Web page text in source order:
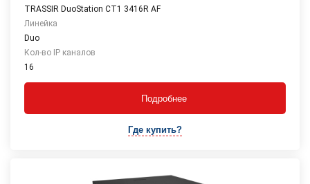
TRASSIR DuoStation СТ1 3416R AF
Линейка
Duo
Кол-во IP каналов
16
Подробнее
Где купить?